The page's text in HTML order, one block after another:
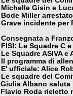
Michelle Gisin e
Bode Miller
Grave incidente per
Consegnata a
FISI: Le Squadre C
Le Squadre ASIVA
Il programma di
E' ufficiale: Alice
Le squadre del
Giulia Albano saluta
Flavio Roda rieletto